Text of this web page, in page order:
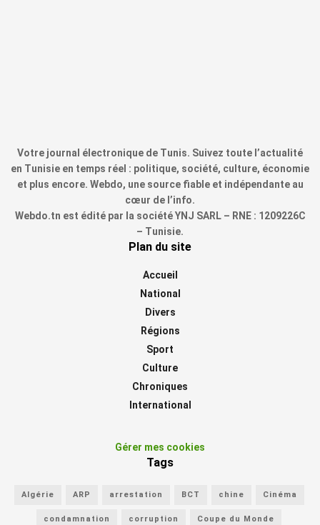
Votre journal électronique de Tunis. Suivez toute l’actualité
en Tunisie en temps réel : politique, société, culture, économie
et plus encore. Webdo, une source fiable et indépendante au
cœur de l’info.
Webdo.tn est édité par la société YNJ SARL – RNE : 1209226C
– Tunisie.
Plan du site
Accueil
National
Divers
Régions
Sport
Culture
Chroniques
International
Gérer mes cookies
Tags
Algérie ARP arrestation BCT chine Cinéma
condamnation corruption Coupe du Monde